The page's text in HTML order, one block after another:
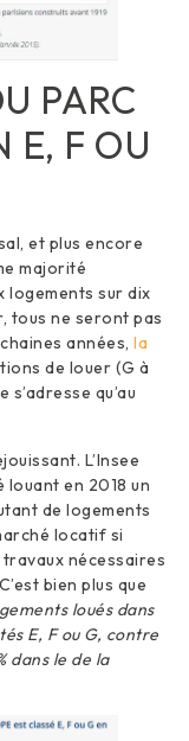
PARC
E, F OU
et plus encore
majorité
logements sur dix
tous ne seront pas
années, la
de louer (G à
qu’au
L’Insee
en 2018 un
de logements
locatif si
nécessaires
bien plus que
loués dans
E, F ou G, contre
dans le de la